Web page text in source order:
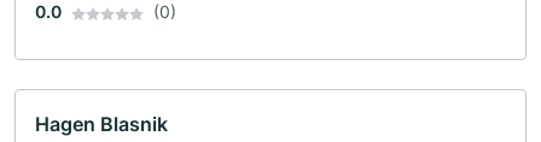
0.0 (0)
Hagen Blasnik